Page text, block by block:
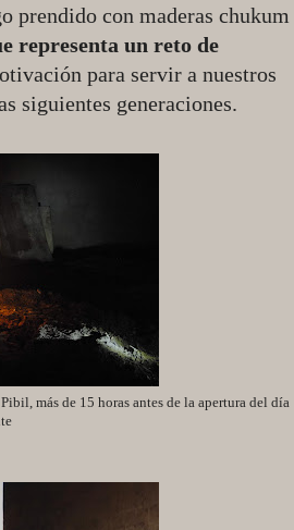
prendido con maderas chukum
representa un reto de
para servir a nuestros
siguientes generaciones.
más de 15 horas antes de la apertura del día